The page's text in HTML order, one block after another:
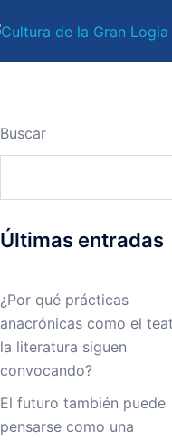
Buscar
Últimas entradas
¿Por qué prácticas
anacrónicas como el
la literatura siguen
convocando?
El futuro también puede
pensarse como una